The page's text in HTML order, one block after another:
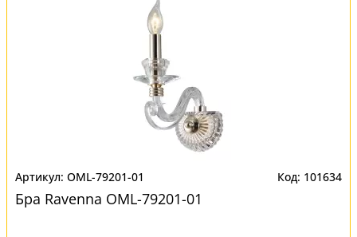
OML-79201-01 101634
Бра Ravenna OML-79201-01